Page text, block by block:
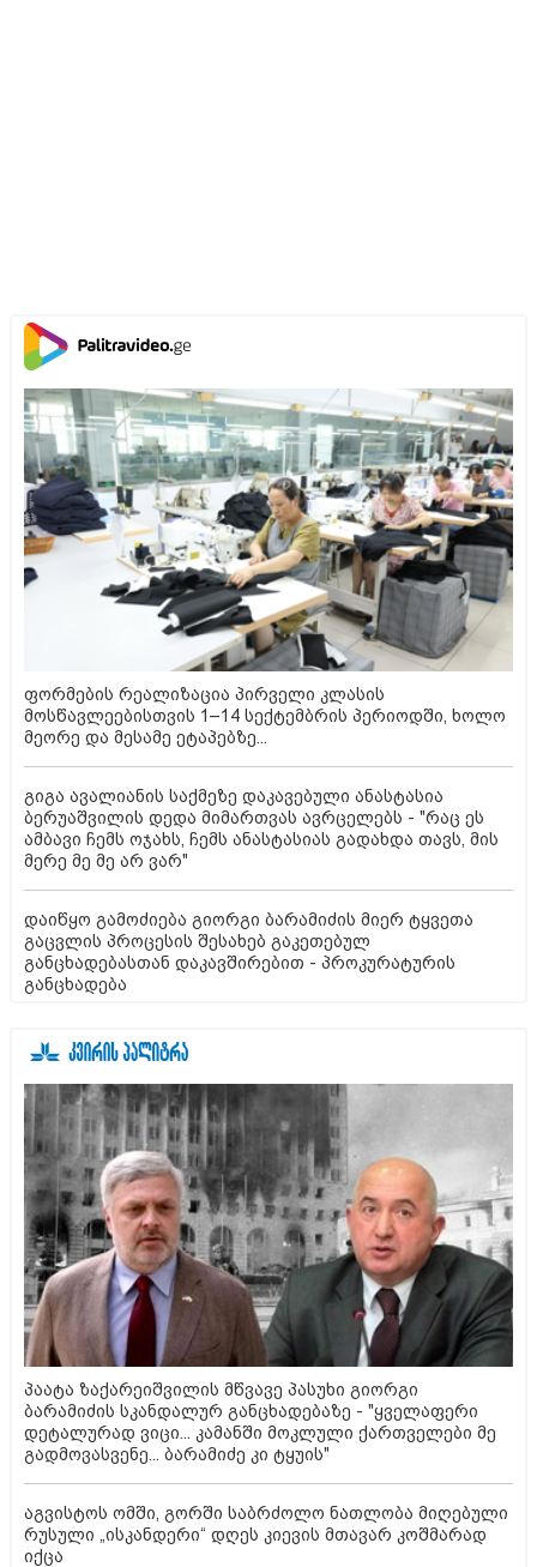
ფორმების რეალიზაცია პირველი კლასის
მოსწავლეებისთვის 1–14 სექტემბრის პერიოდში, ხოლო
მეორე და მესამე ეტაპებზე...
გიგა ავალიანის საქმეზე დაკავებული ანასტასია
ბერუაშვილის დედა მიმართვას ავრცელებს - "რაც ეს
ამბავი ჩემს ოჯახს, ჩემს ანასტასიას გადახდა თავს, მის
მერე მე მე არ ვარ"
დაიწყო გამოძიება გიორგი ბარამიძის მიერ ტყვეთა
გაცვლის პროცესის შესახებ გაკეთებულ
განცხადებასთან დაკავშირებით - პროკურატურის
განცხადება
პაატა ზაქარეიშვილის მწვავე პასუხი გიორგი
ბარამიძის სკანდალურ განცხადებაზე - "ყველაფერი
დეტალურად ვიცი... კამანში მოკლული ქართველები მე
გადმოვასვენე... ბარამიძე კი ტყუის"
აგვისტოს ომში, გორში საბრძოლო ნათლობა მიღებული
რუსული „ისკანდერი“ დღეს კიევის მთავარ კოშმარად
იქცა